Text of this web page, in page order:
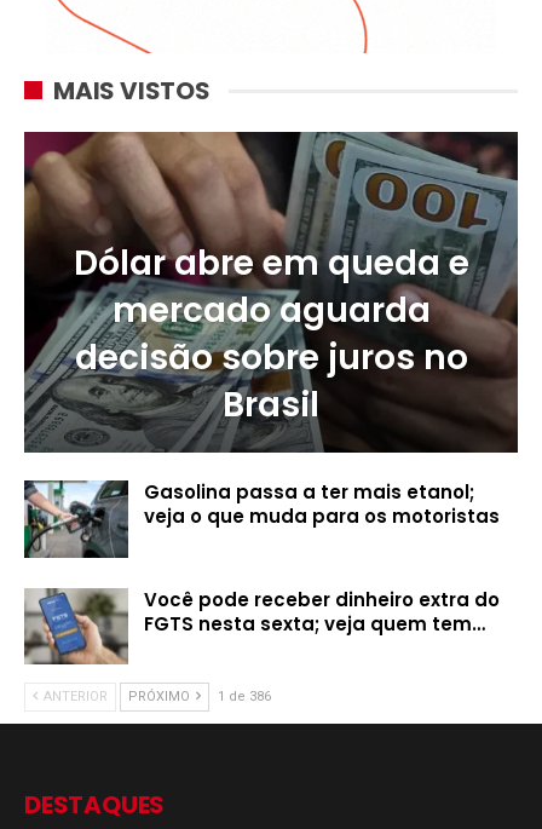
MAIS VISTOS
Dólar abre em queda e
mercado aguarda
decisão sobre juros no
Brasil
Gasolina passa a ter mais etanol;
veja o que muda para os motoristas
Você pode receber dinheiro extra do
FGTS nesta sexta; veja quem tem…
ANTERIOR PRÓXIMO 1 de 386
DESTAQUES